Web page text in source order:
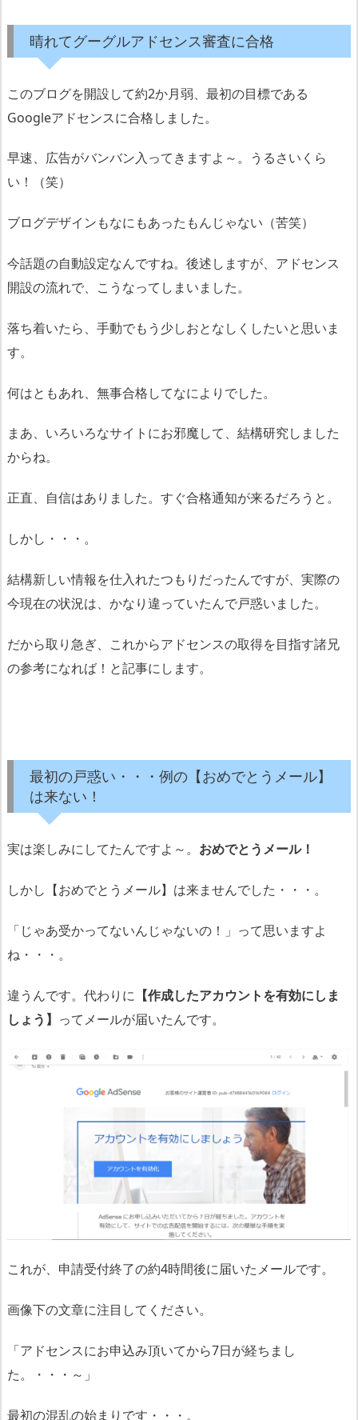
晴れてグーグルアドセンス審査に合格
このブログを開設して約2か月弱、最初の目標である
Googleアドセンスに合格しました。
早速、広告がバンバン入ってきますよ～。うるさいくら
い！（笑）
ブログデザインもなにもあったもんじゃない（苦笑）
今話題の自動設定なんですね。後述しますが、アドセンス
開設の流れで、こうなってしまいました。
落ち着いたら、手動でもう少しおとなしくしたいと思いま
す。
何はともあれ、無事合格してなによりでした。
まあ、いろいろなサイトにお邪魔して、結構研究しました
からね。
正直、自信はありました。すぐ合格通知が来るだろうと。
しかし・・・。
結構新しい情報を仕入れたつもりだったんですが、実際の
今現在の状況は、かなり違っていたんで戸惑いました。
だから取り急ぎ、これからアドセンスの取得を目指す諸兄
の参考になれば！と記事にします。
最初の戸惑い・・・例の【おめでとうメール】
は来ない！
実は楽しみにしてたんですよ～。 おめでとうメール！
しかし【おめでとうメール】は来ませんでした・・・。
「じゃあ受かってないんじゃないの！」って思いますよ
ね・・・。
違うんです。代わりに 【作成したアカウントを有効にしま
しょう】 ってメールが届いたんです。
これが、申請受付終了の約4時間後に届いたメールです。
画像下の文章に注目してください。
「アドセンスにお申込み頂いてから7日が経ちまし
た。・・・～」
最初の混乱の始まりです・・・。